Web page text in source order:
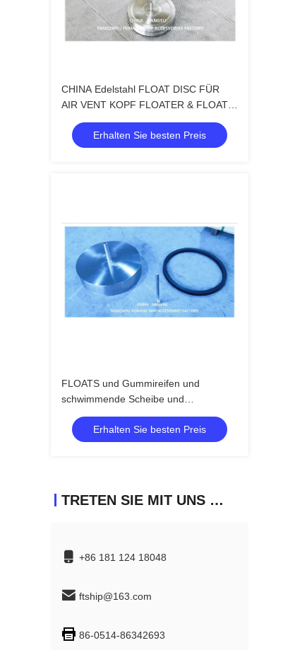
CHINA Edelstahl FLOAT DISC FÜR
AIR VENT KOPF FLOATER & FLOAT
PLAT FÜR AIR PIPE Kopf
Erhalten Sie besten Preis
FLOATS und Gummireifen und
schwimmende Scheibe und
Schwimmplatte für Luftventilationskopf
Erhalten Sie besten Preis
TRETEN SIE MIT UNS IN VERBINDUNG
+86 181 124 18048
ftship@163.com
86-0514-86342693